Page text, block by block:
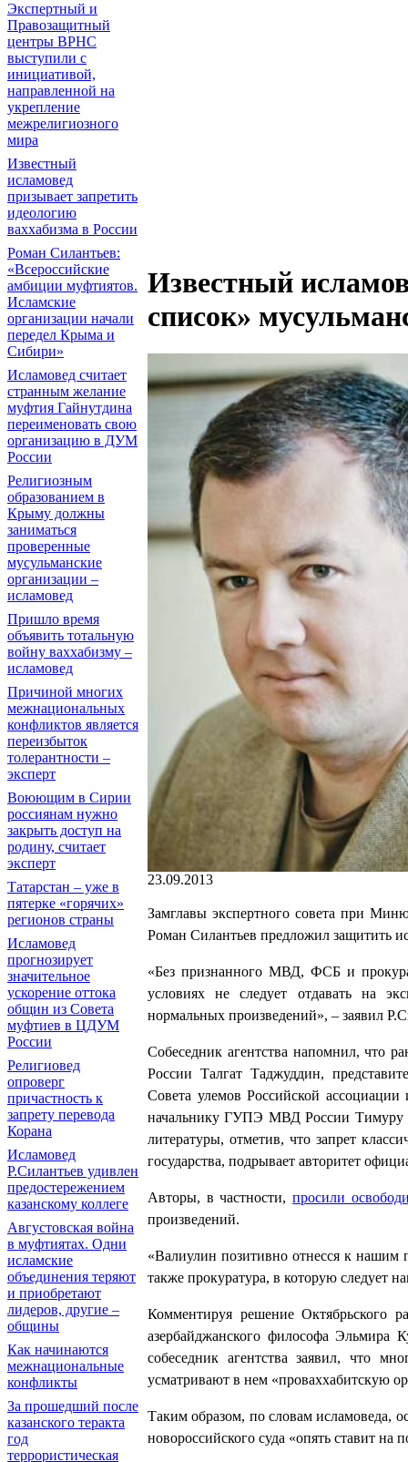
Экспертный и
Правозащитный
центры ВРНС
выступили с
инициативой,
направленной на
укрепление
межрелигиозного
мира
Известный
исламовед
призывает запретить
идеологию
ваххабизма в России
Роман Силантьев:
«Всероссийские
амбиции муфтиятов.
Исламские
организации начали
передел Крыма и
Сибири»
Исламовед считает
странным желание
муфтия Гайнутдина
переименовать свою
организацию в ДУМ
России
Религиозным
образованием в
Крыму должны
заниматься
проверенные
мусульманские
организации –
исламовед
Пришло время
объявить тотальную
войну ваххабизму –
исламовед
Причиной многих
межнациональных
конфликтов является
переизбыток
толерантности –
эксперт
Воюющим в Сирии
россиянам нужно
закрыть доступ на
родину, считает
эксперт
Татарстан – уже в
пятерке «горячих»
регионов страны
Исламовед
прогнозирует
значительное
ускорение оттока
общин из Совета
муфтиев в ЦДУМ
России
Религиовед
опроверг
причастность к
запрету перевода
Корана
Исламовед
Р.Силантьев удивлен
предостережением
казанскому коллеге
Августовская война
в муфтиятах. Одни
исламские
объединения теряют
и приобретают
лидеров, другие –
общины
Как начинаются
межнациональные
конфликты
За прошедший после
казанского теракта
год
террористическая
Известный
список»
23.09.2013
Замглавы экспертного совета при
Роман Силантьев предложил защитить
«Без признанного МВД, ФСБ и
условиях не следует отдавать на
нормальных произведений», – заявил
Собеседник агентства напомнил, что
России Талгат Таджуддин,
Совета улемов Российской
начальнику ГУПЭ МВД России Тимуру
литературы, отметив, что запрет
государства, подрывает авторитет
Авторы, в частности,просили
произведений.
«Валиулин позитивно отнесся к нашим
также прокуратура, в которую следует
Комментируя решение Октябрьского
азербайджанского философа Эльмира
собеседник агентства заявил, что
усматривают в нем «проваххабитскую
Таким образом, по словам исламоведа,
новороссийского суда «опять ставит на